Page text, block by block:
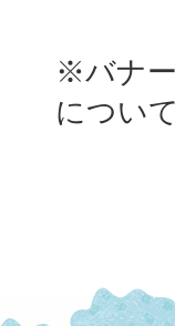
※バナ
につい